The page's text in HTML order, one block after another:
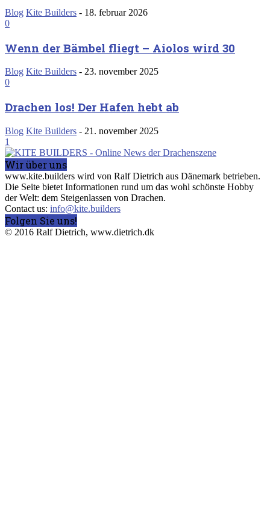
Blog Kite Builders - 18. februar 2026
0
Wenn der Bämbel fliegt – Aiolos wird 30
Blog Kite Builders - 23. november 2025
0
Drachen los! Der Hafen hebt ab
Blog Kite Builders - 21. november 2025
1
Wir über uns
www.kite.builders wird von Ralf Dietrich aus Dänemark betrieben.
Die Seite bietet Informationen rund um das wohl schönste Hobby
der Welt: dem Steigenlassen von Drachen.
Contact us: info@kite.builders
Folgen Sie uns!
© 2016 Ralf Dietrich, www.dietrich.dk